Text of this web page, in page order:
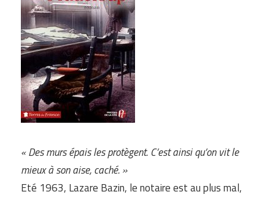
« Des murs épais les protègent. C’est ainsi qu’on vit le
mieux à son aise, caché. »
Eté 1963, Lazare Bazin, le notaire est au plus mal,